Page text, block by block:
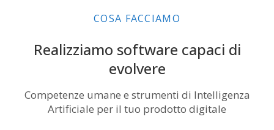
COSA FACCIAMO
Realizziamo software capaci di
evolvere
Competenze umane e strumenti di Intelligenza
Artificiale per il tuo prodotto digitale